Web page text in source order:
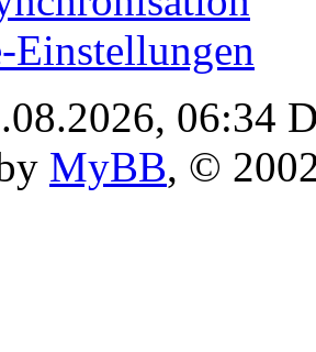
Einstellungen
06:34
MyBB, ©